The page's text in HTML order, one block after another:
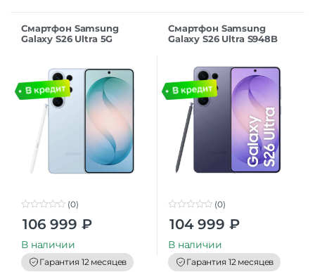
Смартфон Samsung
Galaxy S26 Ultra 5G
t
o
f
5
(0)
106 999 ₽
В наличии
Гарантия 12 месяцев
Смартфон Samsung
Galaxy S26 Ultra S948B
t
o
f
5
(0)
104 999 ₽
В наличии
Гарантия 12 месяцев